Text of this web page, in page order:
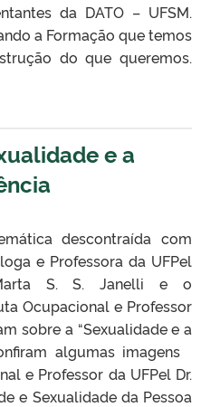
da DATO – UFSM.
a Formação que temos
do que queremos.
e a
descontraída com
e Professora da UFPel
S. S. Janelli e o
Ocupacional e Professor
sobre a “Sexualidade e a
algumas imagens
e Professor da UFPel Dr.
e Sexualidade da Pessoa